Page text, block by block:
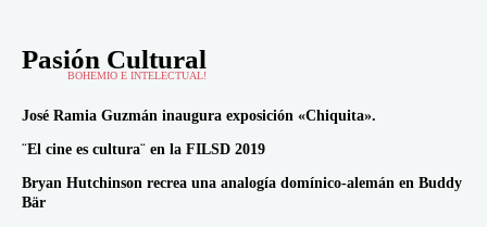
Pasión Cultural
BOHEMIO E INTELECTUAL!
José Ramia Guzmán inaugura exposición «Chiquita».
¨El cine es cultura¨ en la FILSD 2019
Bryan Hutchinson recrea una analogía domínico-alemán en Buddy
Bär